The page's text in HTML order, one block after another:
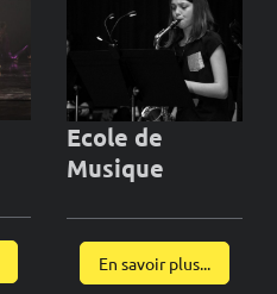
Ecole de
Musique
En savoir plus...